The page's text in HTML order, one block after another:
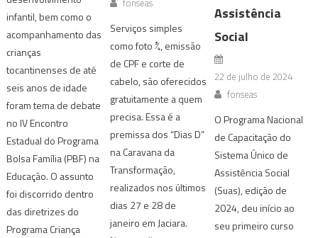
infantil, bem como o
acompanhamento das
crianças
tocantinenses de até
seis anos de idade
foram tema de debate
no IV Encontro
Estadual do Programa
Bolsa Família (PBF) na
Educação. O assunto
foi discorrido dentro
das diretrizes do
Programa Criança
fonseas
Serviços simples
como foto ¾, emissão
de CPF e corte de
cabelo, são oferecidos
gratuitamente a quem
precisa. Essa é a
premissa dos “Dias D”
na Caravana da
Transformação,
realizados nos últimos
dias 27 e 28 de
janeiro em Jaciara.
Assistência
Social
22 de julho de 2024
fonseas
O Programa Nacional
de Capacitação do
Sistema Único de
Assistência Social
(Suas), edição de
2024, deu início ao
seu primeiro curso